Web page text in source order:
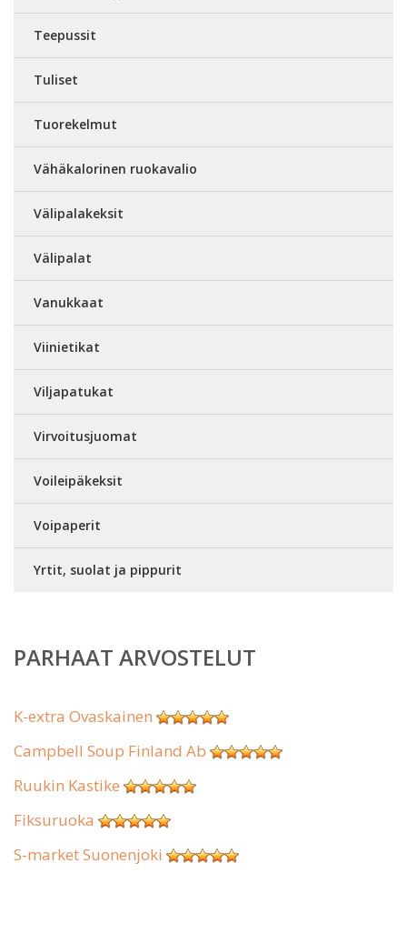
Teepussit
Tuliset
Tuorekelmut
Vähäkalorinen ruokavalio
Välipalakeksit
Välipalat
Vanukkaat
Viinietikat
Viljapatukat
Virvoitusjuomat
Voileipäkeksit
Voipaperit
Yrtit, suolat ja pippurit
PARHAAT ARVOSTELUT
K-extra Ovaskainen
Campbell Soup Finland Ab
Ruukin Kastike
Fiksuruoka
S-market Suonenjoki